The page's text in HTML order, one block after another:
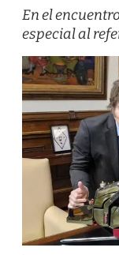
En el
especial al